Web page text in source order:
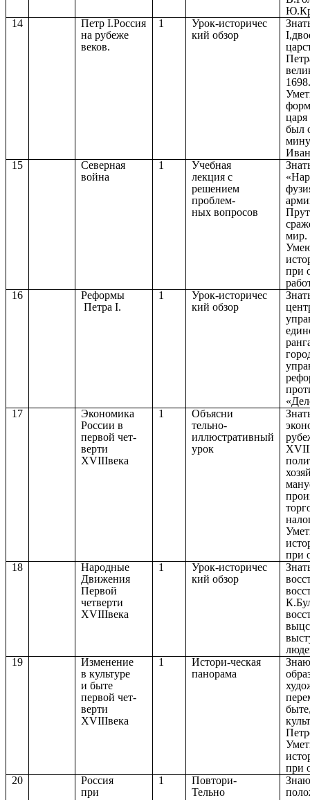
14
Петр I.Россия
на рубеже
веков.
1
Урок-историчес
кий обзор
1698.
был
15
Северная
война
1
Учебная
лекция с
решением
проблем-
ных вопросов
мир.
при
16
Реформы
Петра I.
1
Урок-историчес
кий обзор
17
Экономика
России в
первой чет-
верти
XVIIIвека
1
Объясни
тельно-
иллюстративный
урок
при
18
Народные
Движения
Первой
четверти
XVIIIвека
1
Урок-историчес
кий обзор
19
Изменение
в культуре
и быте
первой чет-
верти
XVIIIвека
1
Истори-ческая
панорама
при
20
Россия
при
1
Повтори-
Тельно